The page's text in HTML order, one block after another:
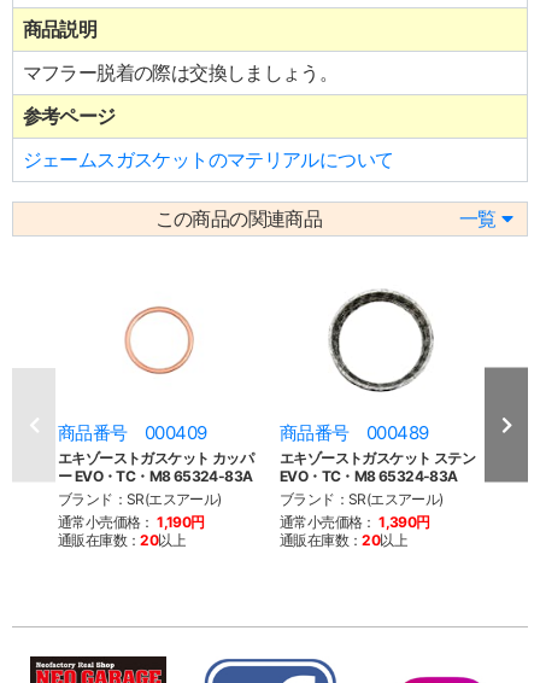
商品説明
マフラー脱着の際は交換しましょう。
参考ページ
ジェームスガスケットのマテリアルについて
この商品の関連商品 一覧
商品番号 000409
エキゾーストガスケット カッパ
ー EVO・TC・M8 65324-83A
ブランド：SR(エスアール)
通常小売価格： 1,190円
通販在庫数：20以上
商品番号 000489
エキゾーストガスケット ステン
EVO・TC・M8 65324-83A
ブランド：SR(エスアール)
通常小売価格： 1,390円
通販在庫数：20以上
商